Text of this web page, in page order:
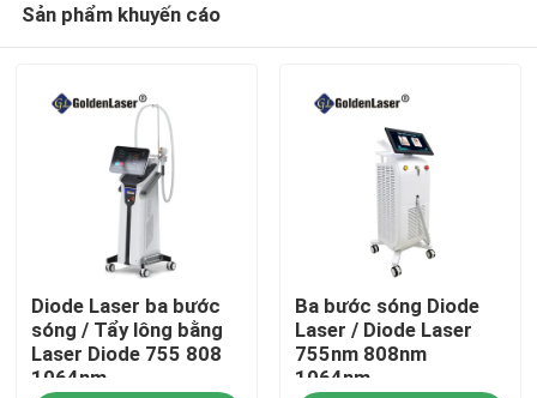
Sản phẩm khuyến cáo
Diode Laser ba bước
sóng / Tẩy lông bằng
Laser Diode 755 808
1064nm
Ba bước sóng Diode
Laser / Diode Laser
755nm 808nm
1064nm